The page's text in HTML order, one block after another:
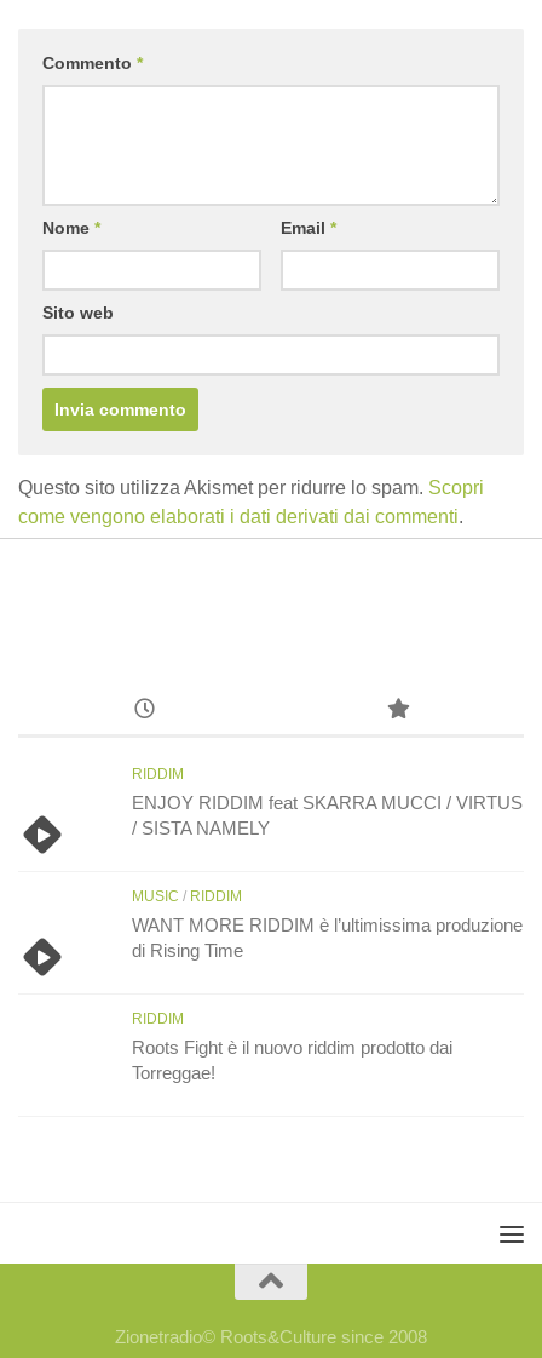
Commento *
Nome * Email *
Sito web
Questo sito utilizza Akismet per ridurre lo spam. Scopri
come vengono elaborati i dati derivati dai commenti.
RIDDIM
ENJOY RIDDIM feat SKARRA MUCCI / VIRTUS
/ SISTA NAMELY
MUSIC / RIDDIM
WANT MORE RIDDIM è l’ultimissima produzione
di Rising Time
RIDDIM
Roots Fight è il nuovo riddim prodotto dai
Torreggae!
Zionetradio© Roots&Culture since 2008